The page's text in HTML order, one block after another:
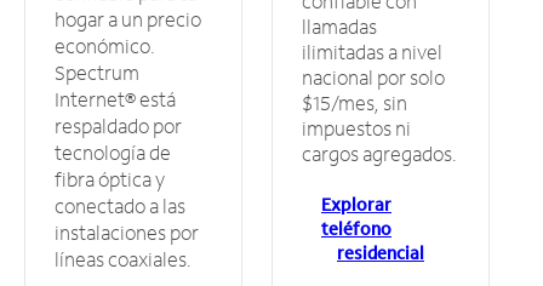
hogar a un precio
económico.
Spectrum
Internet® está
respaldado por
tecnología de
fibra óptica y
conectado a las
instalaciones por
líneas coaxiales.
llamadas
ilimitadas a nivel
nacional por solo
$15/mes, sin
impuestos ni
cargos agregados.
Explorar
teléfono
residencial